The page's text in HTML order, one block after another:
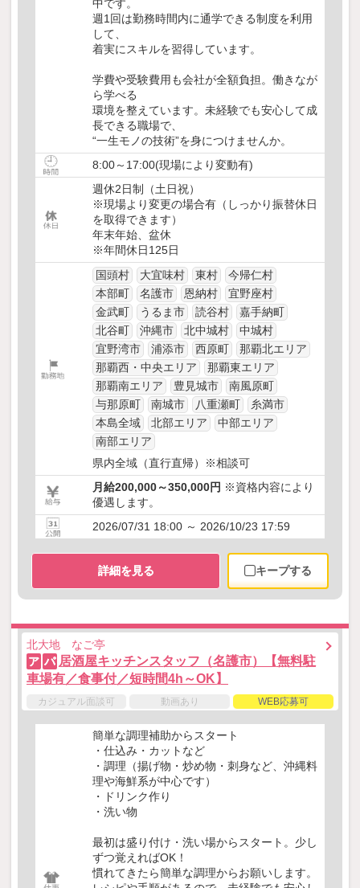
中です。
週1回は勤務時間内に通学できる制度を利用
して、
着実にスキルを習得しています。
学費や受験費用も会社が全額負担。働きなが
ら学べる
環境を整えています。未経験でも安心して成
長できる職場で、
“一生モノの技術”を身につけませんか。
8:00～17:00(現場により変動有)
週休2日制（土日祝）
※現場より変更の場合有（しっかり振替休日
を取得できます）
年末年始、盆休
※年間休日125日
国頭村
大宜味村 東村
今帰仁村
本部町
名護市 恩納村
宜野座村
金武町
うるま市 読谷村
嘉手納町
北谷町
沖縄市 北中城村
中城村
宜野湾市
浦添市 西原町
那覇北エリア
那覇西・中央エリア
那覇東エリア
那覇南エリア
豊見城市
南風原町
与那原町
南城市 八重瀬町
糸満市
本島全域
北部エリア
中部エリア
南部エリア
県内全域（直行直帰）※相談可
月給200,000～350,000円 ※資格内容により
優遇します。
2026/07/31 18:00 ～ 2026/10/23 17:59
詳細を見る キープする
北大地 なご亭
ア パ 居酒屋キッチンスタッフ（名護市）【無料駐
車場有／食事付／短時間4h～OK】
カジュアル面談可 動画あり WEB応募可
簡単な調理補助からスタート
・仕込み・カットなど
・調理（揚げ物・炒め物・刺身など、沖縄料
理や海鮮系が中心です）
・ドリンク作り
・洗い物
最初は盛り付け・洗い場からスタート。少し
ずつ覚えればOK！
慣れてきたら簡単な調理からお願いします。